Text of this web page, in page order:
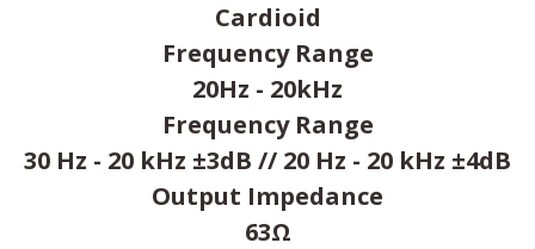
Cardioid
Frequency Range
20Hz - 20kHz
Frequency Range
30 Hz - 20 kHz ±3dB // 20 Hz - 20 kHz ±4dB
Output Impedance
63Ω